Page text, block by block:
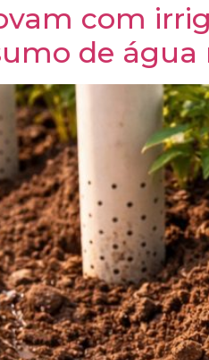
com
de água